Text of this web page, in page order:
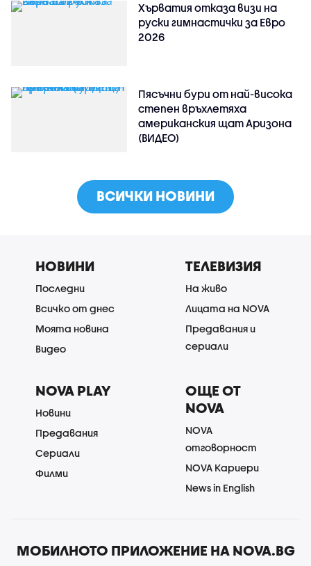
Хърватия отказа визи на
руски гимнастички за Евро
2026
Пясъчни бури от най-висока
степен връхлетяха
американския щат Аризона
(ВИДЕО)
ВСИЧКИ НОВИНИ
НОВИНИ
Последни
Всичко от днес
Моята новина
Видео
ТЕЛЕВИЗИЯ
На живо
Лицата на NOVA
Предавания и
сериали
NOVA PLAY
Новини
Предавания
Сериали
Филми
ОЩЕ ОТ
NOVA
NOVA
отговорност
NOVA Кариери
News in English
МОБИЛНОТО ПРИЛОЖЕНИЕ НА NOVA.BG